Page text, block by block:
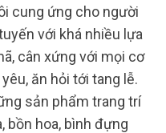
cung ứng cho người
với khá nhiều lựa
cân xứng với mọi cơ
ăn hỏi tới tang lễ.
sản phẩm trang trí
bồn hoa, bình đựng